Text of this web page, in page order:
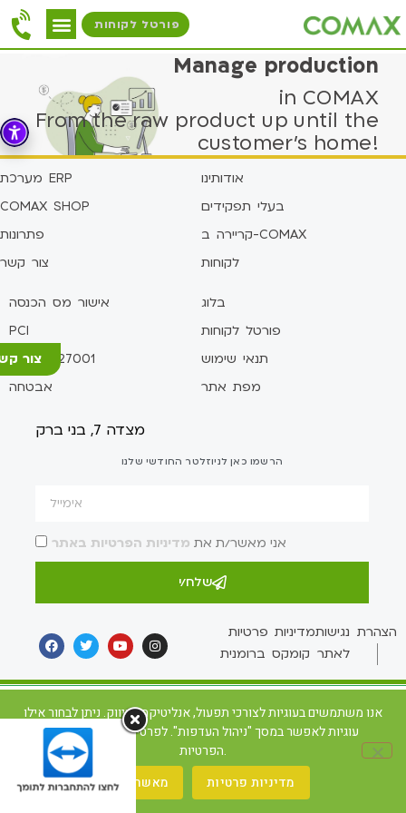
פורטל לקוחות
צור
Manage production
in COMAX
From the raw product up until the
customer's home!
מערכת ERP
COMAX SHOP
פתרונות
צור קשר
אודותינו
בעלי תפקידים
קריירה ב-COMAX
לקוחות
אישור מס הכנסה
PCI
תקן ISO27001
אבטחה
בלוג
פורטל לקוחות
תנאי שימוש
מפת אתר
מצדה 7, בני ברק
הרשמו כאן לניוזלטר החודשי שלנו
אני מאשר/ת את מדיניות הפרטיות באתר
שלח/י
מדיניות פרטיותהצהרת נגישות
לאתר קומקס ברומנית
אנו משתמשים בעוגיות לצורכי תפעול, אנליטיקה ושיווק. ניתן לבחור אילו
עוגיות לאפשר במסך "ניהול העדפות". לפרטים ראו את מדיניות
הפרטיות.
מאשר/ת
מדיניות פרטיות